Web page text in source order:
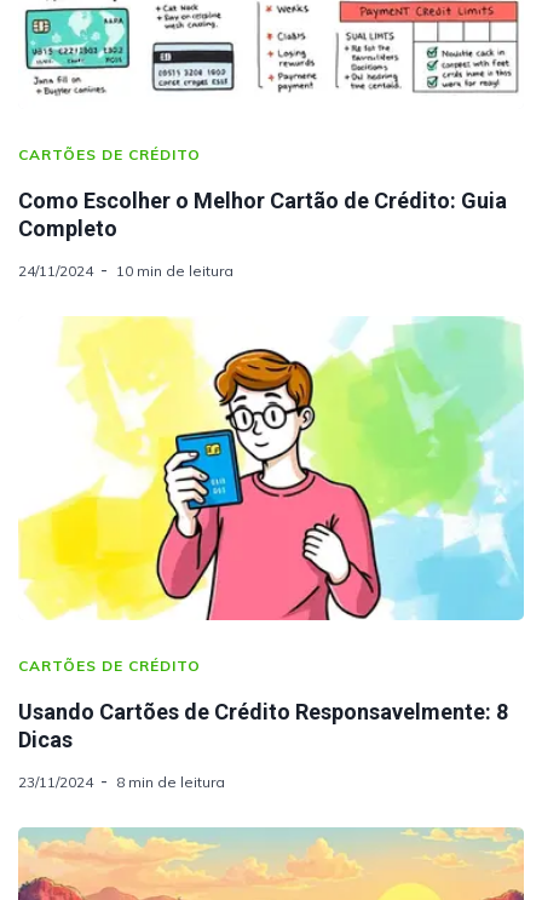
CARTÕES DE CRÉDITO
Como Escolher o Melhor Cartão de Crédito: Guia
Completo
24/11/2024 10 min de leitura
CARTÕES DE CRÉDITO
Usando Cartões de Crédito Responsavelmente: 8
Dicas
23/11/2024 8 min de leitura